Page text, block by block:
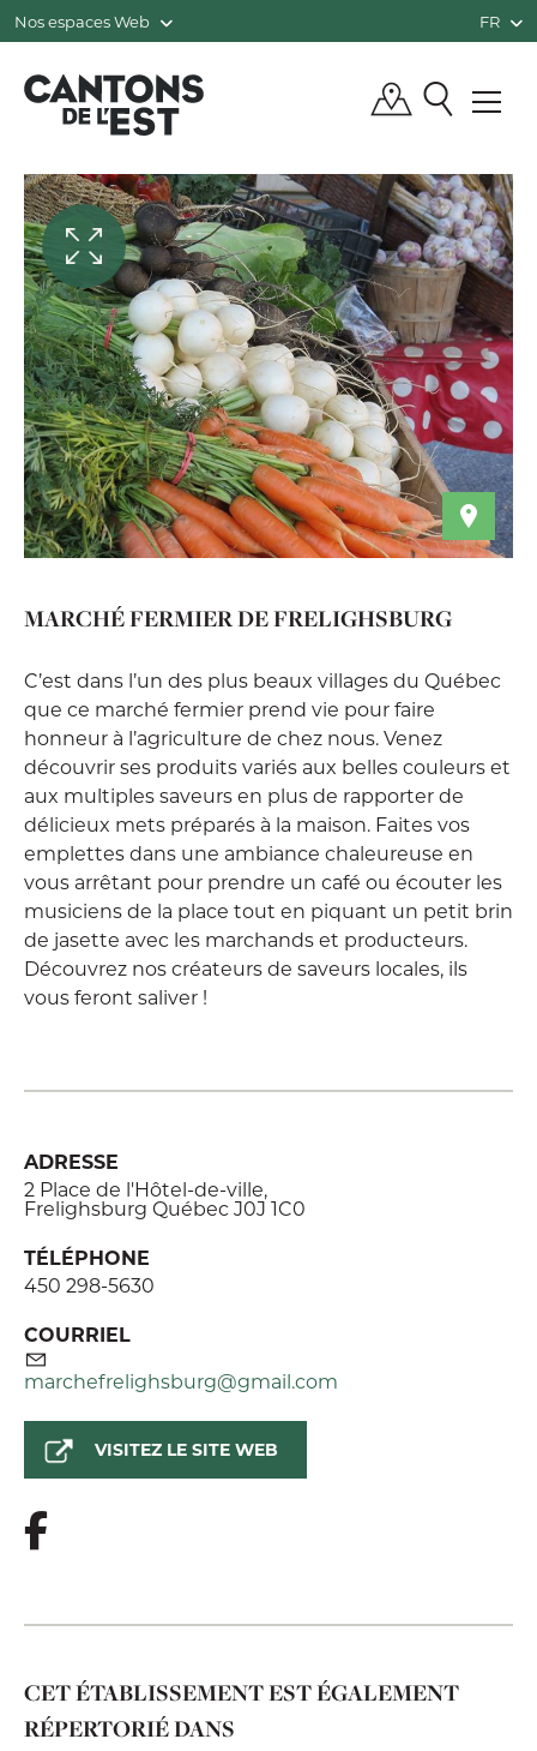
Nos espaces Web FR
MARCHÉ FERMIER DE FRELIGHSBURG
C’est dans l’un des plus beaux villages du Québec
que ce marché fermier prend vie pour faire
honneur à l’agriculture de chez nous. Venez
découvrir ses produits variés aux belles couleurs et
aux multiples saveurs en plus de rapporter de
délicieux mets préparés à la maison. Faites vos
emplettes dans une ambiance chaleureuse en
vous arrêtant pour prendre un café ou écouter les
musiciens de la place tout en piquant un petit brin
de jasette avec les marchands et producteurs.
Découvrez nos créateurs de saveurs locales, ils
vous feront saliver !
ADRESSE
2 Place de l'Hôtel-de-ville,
Frelighsburg Québec J0J 1C0
TÉLÉPHONE
450 298-5630
COURRIEL
marchefrelighsburg@gmail.com
VISITEZ LE SITE WEB
CET ÉTABLISSEMENT EST ÉGALEMENT
RÉPERTORIÉ DANS